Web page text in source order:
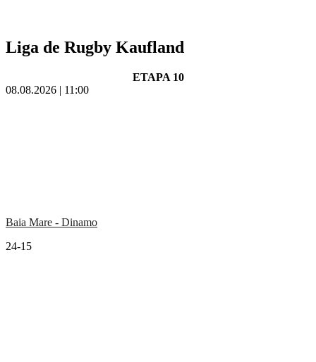
Liga de Rugby Kaufland
ETAPA 10
08.08.2026 | 11:00
Baia Mare - Dinamo
24-15